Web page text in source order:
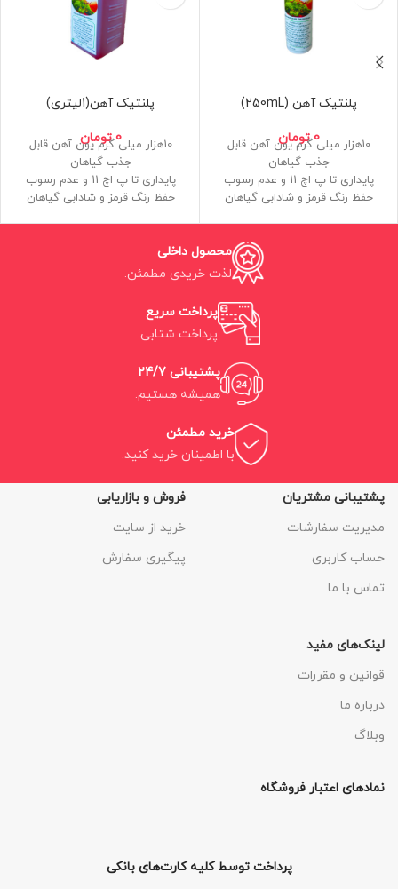
پلنتیک آهن (250mL)
0 تومان
10هزار میلی گرم یون آهن قابل
جذب گیاهان
پایداری تا پ اچ 11 و عدم رسوب
حفظ رنگ قرمز و شادابی گیاهان
فولویک اسید و ارگانیک اسید
پلنتیک آهن(1لیتری)
0 تومان
10هزار میلی گرم یون آهن قابل
جذب گیاهان
پایداری تا پ اچ 11 و عدم رسوب
حفظ رنگ قرمز و شادابی گیاهان
فولویک اسید و ارگانیک اسیدمحصول داخلی
لذت خریدی مطمئن.
پرداخت سریع
پرداخت شتابی.
پشتیبانی 24/7
همیشه هستیم.
خرید مطمئن
با اطمینان خرید کنید.
پشتیبانی مشتریان
مدیریت سفارشات
حساب کاربری
تماس با ما
فروش و بازاریابی
خرید از سایت
پیگیری سفارش
لینک‌های مفید
قوانین و مقررات
درباره ما
وبلاگ
نمادهای اعتبار فروشگاه
پرداخت توسط کلیه کارت‌های بانکی